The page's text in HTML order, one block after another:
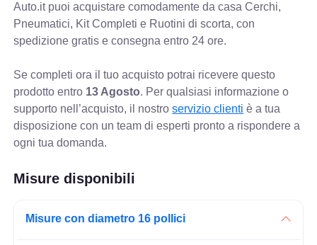
Auto.it puoi acquistare comodamente da casa Cerchi,
Pneumatici, Kit Completi e Ruotini di scorta, con
spedizione gratis e consegna entro 24 ore.
Se completi ora il tuo acquisto potrai ricevere questo
prodotto entro 13 Agosto. Per qualsiasi informazione o
supporto nell’acquisto, il nostroservizio clienti è a tua
disposizione con un team di esperti pronto a rispondere a
ogni tua domanda.
Misure disponibili
Misure con diametro 16 pollici